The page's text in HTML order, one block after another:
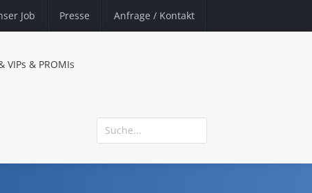
Job Presse Anfrage / Kontakt
VIPs & PROMIs